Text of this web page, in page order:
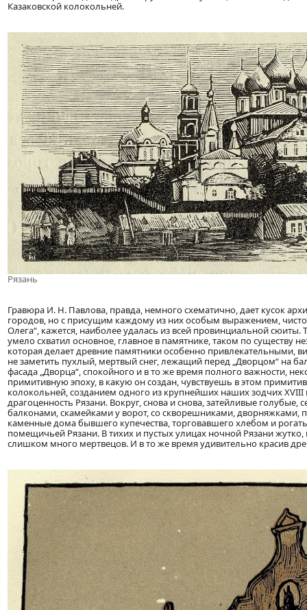
Казаковской колокольней.
Рязань
Гравюра И. Н. Павлова, правда, немного схематично, дает кусок
городов, но с присущим каждому из них особым выражением,
Олега“, кажется, наиболее удалась из всей провинциальной
умело схватил основное, главное в памятнике, таком по существу
которая делает древние памятники особенно привлекательными,
не заметить пухлый, мертвый снег, лежащий перед „Дворцом“ на
фасада „Дворца“, спокойного и в то же время полного важности,
примитивную эпоху, в какую он создан, чувствуешь в этом
колокольней, созданием одного из крупнейших наших зодчих
драгоценность Рязани. Вокруг, снова и снова, затейливые
балконами, скамейками у ворот, со скворешниками,
каменные дома бывшего купечества, торговавшего хлебом и
помещичьей Рязани. В тихих и пустых улицах ночной Рязани
слишком много мертвецов. И в то же время удивительно красив